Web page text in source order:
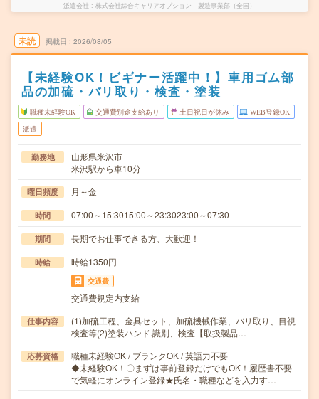
派遣会社 株式会社綜合キャリアオプション 製造事業部（全国）
未読 掲載日 2026/08/05
【未経験OK！ビギナー活躍中！】車用ゴム部
品の加硫・バリ取り・検査・塗装
職種未経験OK 交通費別途支給あり 土日祝日が休み WEB登録OK
派遣
勤務地
山形県米沢市
米沢駅から車10分
曜日頻度 月～金
時間 07:00～15:3015:00～23:3023:00～07:30
期間 長期でお仕事できる方、大歓迎！
時給 時給1350円
交通費
交通費規定内支給
仕事内容
(1)加硫工程、金具セット、加硫機械作業、バリ取り、目視
検査等(2)塗装ハンド.識別、検査【取扱製品…
応募資格
職種未経験OK / ブランクOK / 英語力不要
◆未経験OK！〇まずは事前登録だけでもOK！履歴書不要
で気軽にオンライン登録★氏名・職種などを入力す…